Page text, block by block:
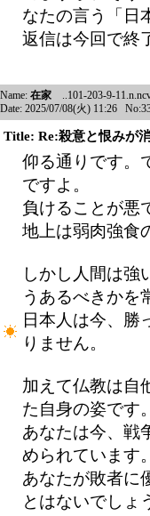
なたの言う「
返信は今回で終
Name: 在家 ..101-203-9-
Date: 2025/07/08(火) 11:26
Title: Re:殺意と恨みが
仰る通りです。
ですよ。
負けることが悪
地上は弱肉強食
しかし人間は強
うあるべきかを
日本人は今、勝
りません。
加えて仏教は自
た自身の姿です
あなたは今、戦
められています
あなたが敗者に
とはないでしょ